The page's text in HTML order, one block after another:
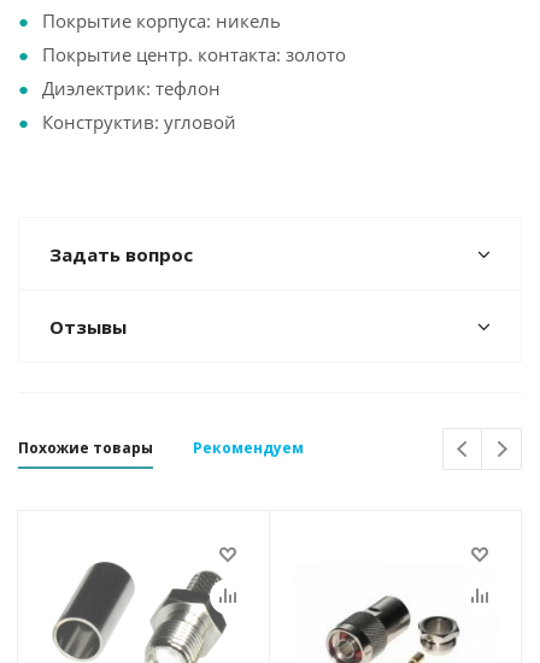
Покрытие корпуса: никель
Покрытие центр. контакта: золото
Диэлектрик: тефлон
Конструктив: угловой
Задать вопрос
Отзывы
Похожие товары Рекомендуем